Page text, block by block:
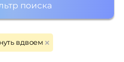
поиска
вдвоем